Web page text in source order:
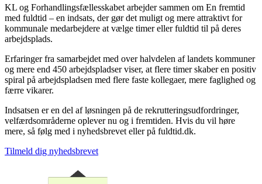
KL og Forhandlingsfællesskabet arbejder sammen om En fremtid
med fuldtid – en indsats, der gør det muligt og mere attraktivt for
kommunale medarbejdere at vælge timer eller fuldtid til på deres
arbejdsplads.
Erfaringer fra samarbejdet med over halvdelen af landets kommuner
og mere end 450 arbejdspladser viser, at flere timer skaber en positiv
spiral på arbejdspladsen med flere faste kollegaer, mere faglighed og
færre vikarer.
Indsatsen er en del af løsningen på de rekrutteringsudfordringer,
velfærdsområderne oplever nu og i fremtiden. Hvis du vil høre
mere, så følg med i nyhedsbrevet eller på fuldtid.dk.
Tilmeld dig nyhedsbrevet